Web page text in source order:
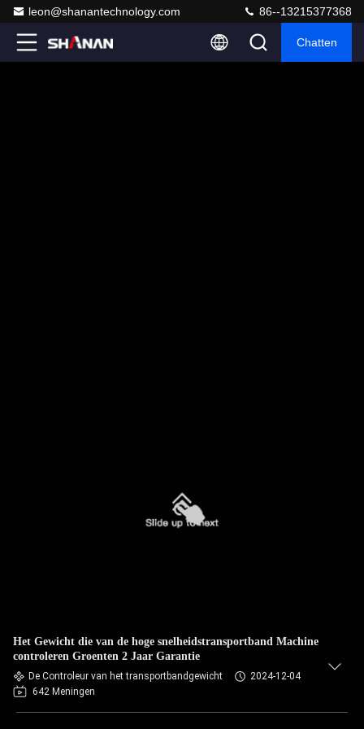
leon@shanantechnology.com 86--13215377368
Chatten
Het Gewicht die van de hoge snelheidstransportband Machine
controleren Groenten 2 Jaar Garantie
De Controleur van het transportbandgewicht
2024-12-04
642 Meningen